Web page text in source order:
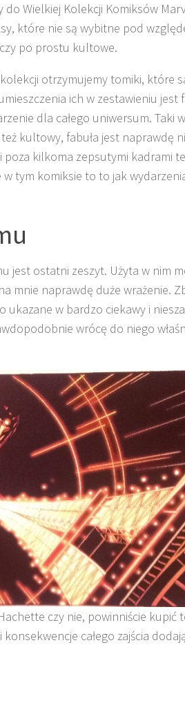
do Wielkiej Kolekcji Komiksów
które nie są wybitne pod
po prostu kultowe.
otrzymujemy tomiki, które
ich w zestawieniu jest
dla całego uniwersum. Taki
kultowy, fabuła jest naprawdę
kilkoma zepsutymi kadrami
w tym komiksie to to jak
jest ostatni zeszyt. Użyta w nim
mnie naprawdę duże wrażenie.
ukazane w bardzo ciekawy i
wrócę do niego
czy nie, powinniście kupić
całego zajścia